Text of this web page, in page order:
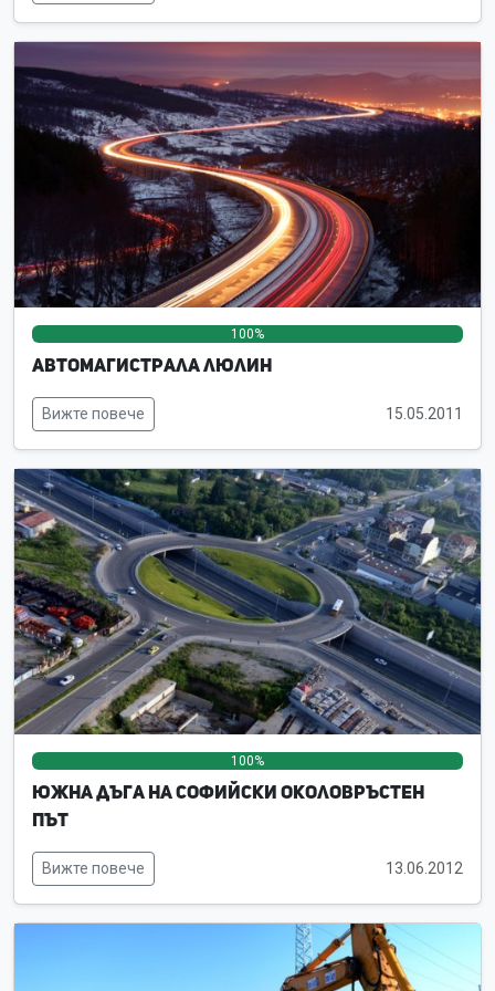
100%
Автомагистрала Люлин
Вижте повече 15.05.2011
100%
Южна дъга на Софийски околовръстен
път
Вижте повече 13.06.2012